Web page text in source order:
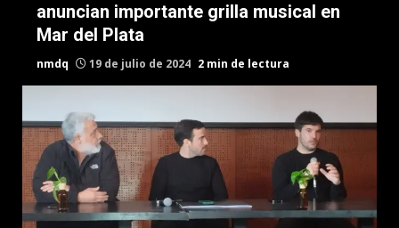
anuncian importante grilla musical en
Mar del Plata
nmdq 19 de julio de 2024 2 min de lectura